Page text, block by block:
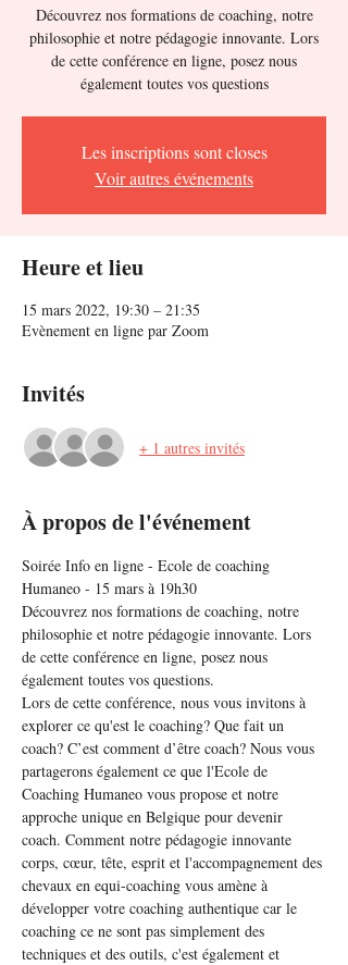
Découvrez nos formations de coaching, notre
philosophie et notre pédagogie innovante. Lors
de cette conférence en ligne, posez nous
également toutes vos questions
Les inscriptions sont closes
Voir autres événements
Heure et lieu
15 mars 2022, 19:30 – 21:35
Evènement en ligne par Zoom
Invités
+ 1 autres invités
À propos de l'événement
Soirée Info en ligne - Ecole de coaching
Humaneo - 15 mars à 19h30
Découvrez nos formations de coaching, notre
philosophie et notre pédagogie innovante. Lors
de cette conférence en ligne, posez nous
également toutes vos questions.
Lors de cette conférence, nous vous invitons à
explorer ce qu'est le coaching? Que fait un
coach? C’est comment d’être coach? Nous vous
partagerons également ce que l'Ecole de
Coaching Humaneo vous propose et notre
approche unique en Belgique pour devenir
coach. Comment notre pédagogie innovante
corps, cœur, tête, esprit et l'accompagnement des
chevaux en equi-coaching vous amène à
développer votre coaching authentique car le
coaching ce ne sont pas simplement des
techniques et des outils, c'est également et